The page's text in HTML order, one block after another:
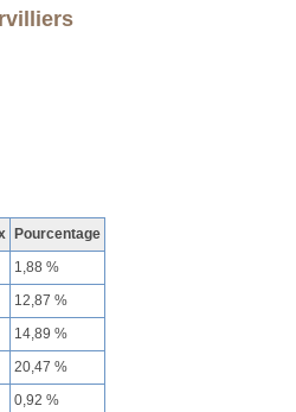
Pourcentage
1,88 %
12,87 %
14,89 %
20,47 %
0,92 %